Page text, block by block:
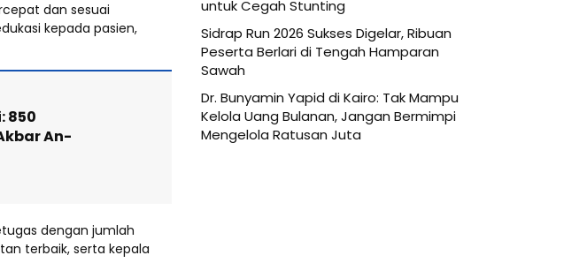
dan sesuai
kepada pasien,
850
An-
dengan jumlah
terbaik, serta kepala
untuk Cegah Stunting
Sidrap Run 2026 Sukses Digelar, Ribuan
Peserta Berlari di Tengah Hamparan
Sawah
Dr. Bunyamin Yapid di Kairo: Tak Mampu
Kelola Uang Bulanan, Jangan Bermimpi
Mengelola Ratusan Juta